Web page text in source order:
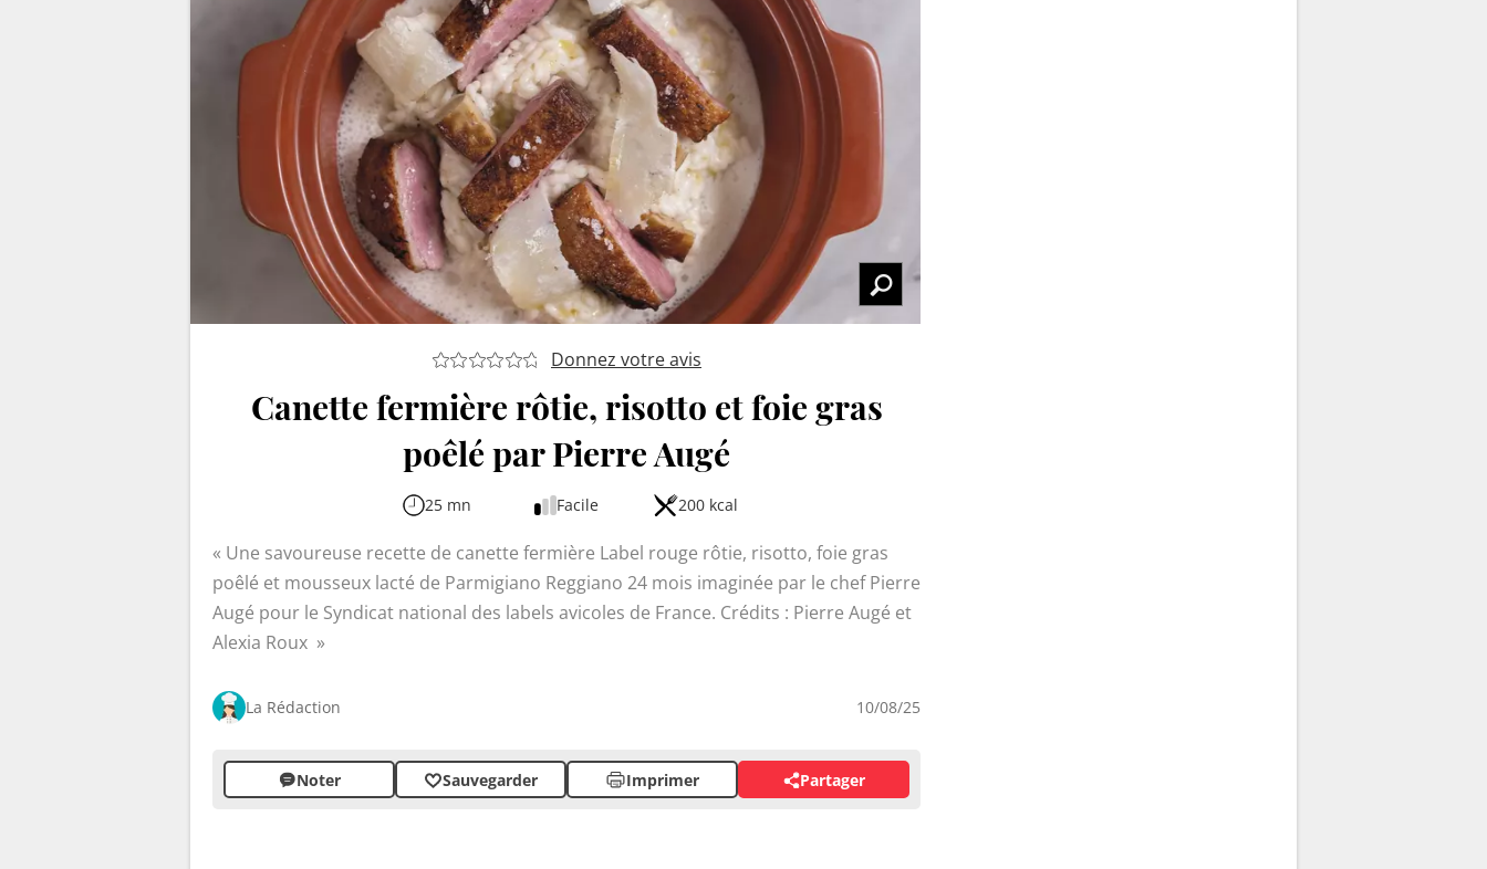
Donnez votre avis
Canette fermière rôtie, risotto et foie gras
poêlé par Pierre Augé
25 mn Facile 200 kcal
Une savoureuse recette de canette fermière Label rouge rôtie, risotto, foie gras
poêlé et mousseux lacté de Parmigiano Reggiano 24 mois imaginée par le chef Pierre
Augé pour le Syndicat national des labels avicoles de France. Crédits : Pierre Augé et
Alexia Roux
La Rédaction 10/08/25
Noter Sauvegarder Imprimer Partager